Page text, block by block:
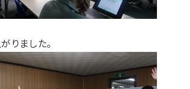
りました。